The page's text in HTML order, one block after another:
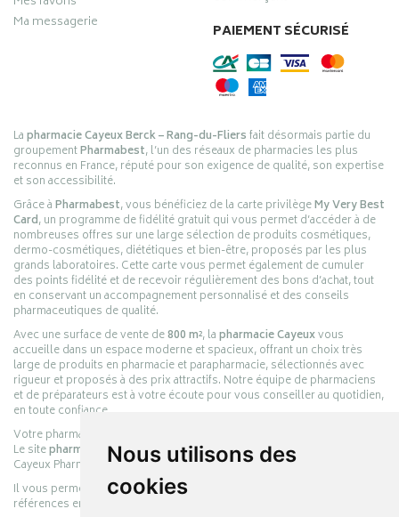
Nous utilisons des
cookies
Ma messagerie
PAIEMENT SÉCURISÉ
Lapharmacie Cayeux Berck – Rang-du-Fliersfait désormais partie du
groupementPharmabest, l’un des réseaux de pharmacies les plus
reconnus en France, réputé pour son exigence de qualité, son expertise
et son accessibilité.
Grâce àPharmabest, vous bénéficiez de la carte privilègeMy Very Best
Card, un programme de fidélité gratuit qui vous permet d’accéder à de
nombreuses offres sur une large sélection de produits cosmétiques,
dermo-cosmétiques, diététiques et bien-être, proposés par les plus
grands laboratoires. Cette carte vous permet également de cumuler
des points fidélité et de recevoir régulièrement des bons d’achat, tout
en conservant un accompagnement personnalisé et des conseils
pharmaceutiques de qualité.
Avec une surface de vente de800 m², lapharmacie Cayeuxvous
accueille dans un espace moderne et spacieux, offrant un choix très
large de produits en pharmacie et parapharmacie, sélectionnés avec
rigueur et proposés à des prix attractifs. Notre équipe de pharmaciens
et de préparateurs est à votre écoute pour vous conseiller au quotidien,
en toute confiance.
Votre pharmacie en ligne :
Le sitepharmacie-cayeux.frest le prolongement digital de la pharmacie
Cayeux Pharmabest Berck-sur-Mer – Rang-du-Fliers.
Il vous permet de réaliser vos achats en ligne parmi des milliers de
références en :